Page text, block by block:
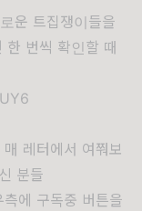
운 트집쟁이들을
번씩 확인할 때
매 레터에서 여쭤보
분들
측에 구독중 버튼을